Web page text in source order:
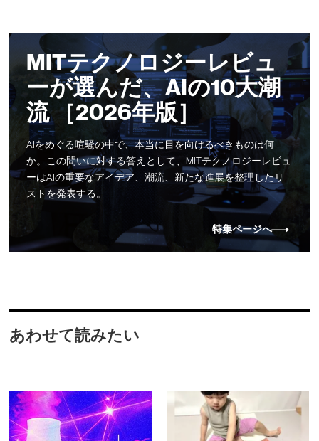
MITテクノロジーレビュ
ーが選んだ、AIの10大潮
流 ［2026年版］
AIをめぐる喧騒の中で、本当に目を向けるべきものは何
か。この問いに対する答えとして、MITテクノロジーレビュ
ーはAIの重要なアイデア、潮流、新たな進展を整理したリ
ストを発表する。
特集ページへ
あわせて読みたい